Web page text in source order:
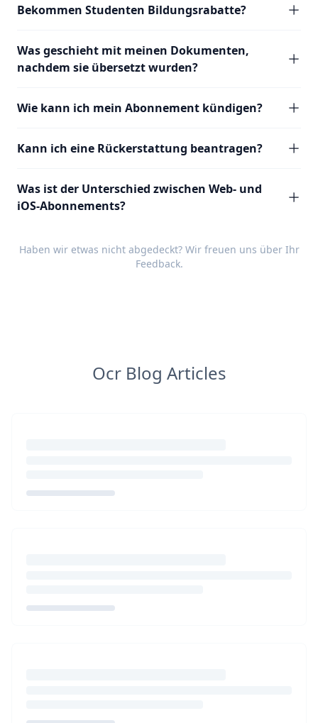
Bekommen Studenten Bildungsrabatte?
Was geschieht mit meinen Dokumenten,
nachdem sie übersetzt wurden?
Wie kann ich mein Abonnement kündigen?
Kann ich eine Rückerstattung beantragen?
Was ist der Unterschied zwischen Web- und
iOS-Abonnements?
Haben wir etwas nicht abgedeckt? Wir freuen uns über Ihr
Feedback.
Ocr Blog Articles